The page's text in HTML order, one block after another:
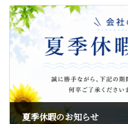
夏季休暇のお知らせ